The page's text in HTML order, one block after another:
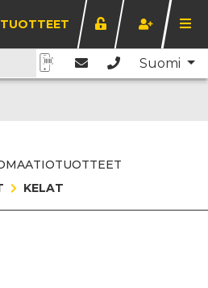
TUOTTEET
Suomi
KELAT